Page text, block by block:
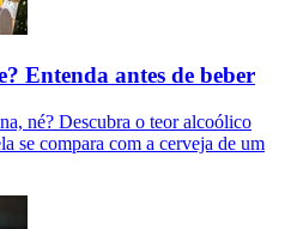
Entenda antes de beber
né? Descubra o teor alcoólico
se compara com a cerveja de um